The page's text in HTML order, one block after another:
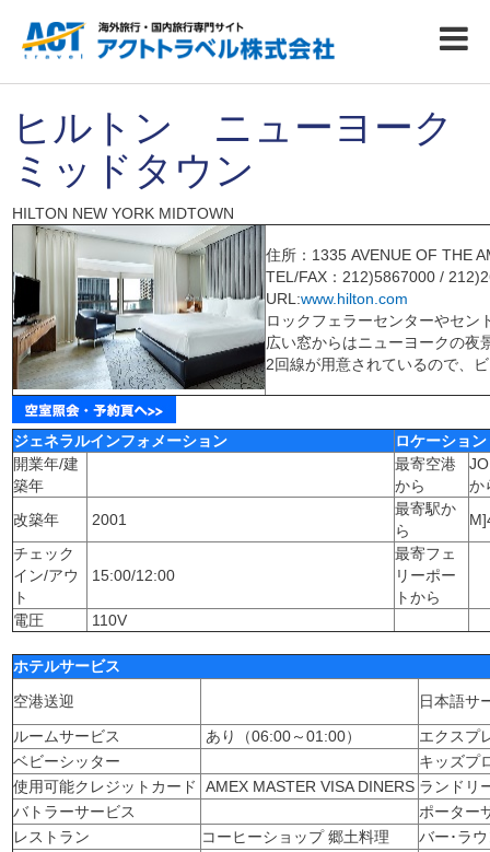
ヒルトン ニューヨーク
ミッドタウン
HILTON NEW YORK MIDTOWN
住所：1335 AVENUE OF THE
TEL/FAX：212)5867000 /
URL:www.hilton.com
ロックフェラーセンターやセン
広い窓からはニューヨークの夜
2回線が用意されているので、
ジェネラルインフォメーション
ロケーション
開業年/建
築年
最寄空港
から
か
改築年
2001
最寄駅か
ら
チェック
イン/アウ
ト
15:00/12:00
最寄フェ
リーポー
トから
電圧
110V
ホテルサービス
空港送迎
日本語サ
ルームサービス
あり（06:00～01:00）
エクスプ
ベビーシッター
キッズプ
使用可能クレジットカード
AMEX MASTER VISA DINERS ランドリ
バトラーサービス
ポーター
レストラン
コーヒーショップ 郷土料理
バー･ラ